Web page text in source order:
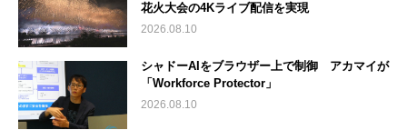
花火大会の4Kライブ配信を実現
2026.08.10
シャドーAIをブラウザー上で制御 アカマイが
「Workforce Protector」
2026.08.10